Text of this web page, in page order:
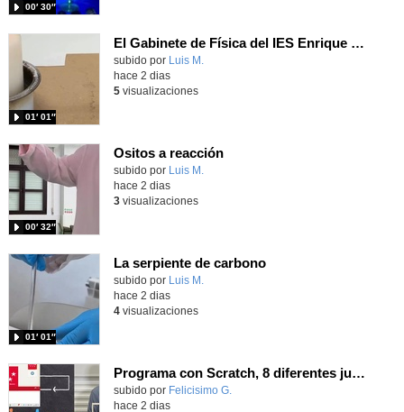
00′ 30″
El Gabinete de Física del IES Enrique Tierno Galván de Parla (Curso 25-26)
Contenido educativo.
subido por Luis M.
01′ 01″
hace 2 dias
5visualizaciones
Ositos a reacción
Contenido educativo.
subido por Luis M.
00′ 32″
hace 2 dias
3visualizaciones
La serpiente de carbono
Contenido educativo.
subido por Luis M.
01′ 01″
hace 2 dias
4visualizaciones
Programa con Scratch, 8 diferentes juegos para vivir la emoción de los partidos de España en el mundial 2026
Contenido educativo.
subido por Felicisimo G.
hace 2 dias